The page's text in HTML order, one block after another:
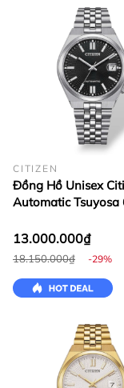
CITIZEN
Đồng Hồ Unisex
Automatic Tsuyosa
13.000.000₫
18.150.000₫ -29%